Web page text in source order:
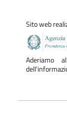
Sito web
Aderiamo